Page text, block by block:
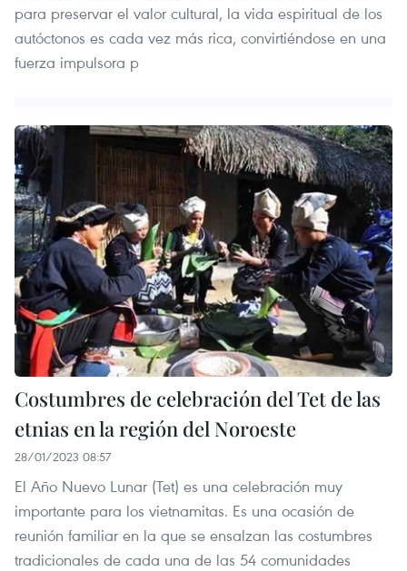
para preservar el valor cultural, la vida espiritual de los
autóctonos es cada vez más rica, convirtiéndose en una
fuerza impulsora p
Costumbres de celebración del Tet de las
etnias en la región del Noroeste
28/01/2023 08:57
El Año Nuevo Lunar (Tet) es una celebración muy
importante para los vietnamitas. Es una ocasión de
reunión familiar en la que se ensalzan las costumbres
tradicionales de cada una de las 54 comunidades